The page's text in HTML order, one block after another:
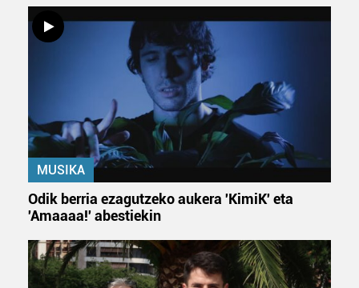
MUSIKA
Odik berria ezagutzeko aukera 'KimiK' eta
'Amaaaa!' abestiekin